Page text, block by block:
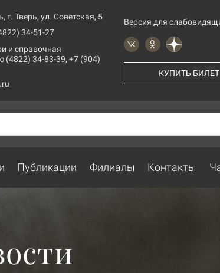
г. Тверь, ул. Советская, 5
34-51-27
и справочная
34-83-39, +7 (904)
Версия для
КУПИТЬ БИЛЕТ
Публикации Филиалы Контакты